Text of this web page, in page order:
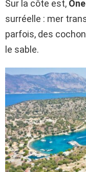
Sur la côte est,
surréelle : mer
parfois, des
le sable.